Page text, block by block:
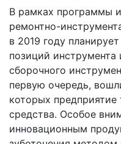
В рамках программы
ремонтно-
в 2019 году
позиций инструмента
сборочного
первую очередь,
которых
средства. Особое
инновационным